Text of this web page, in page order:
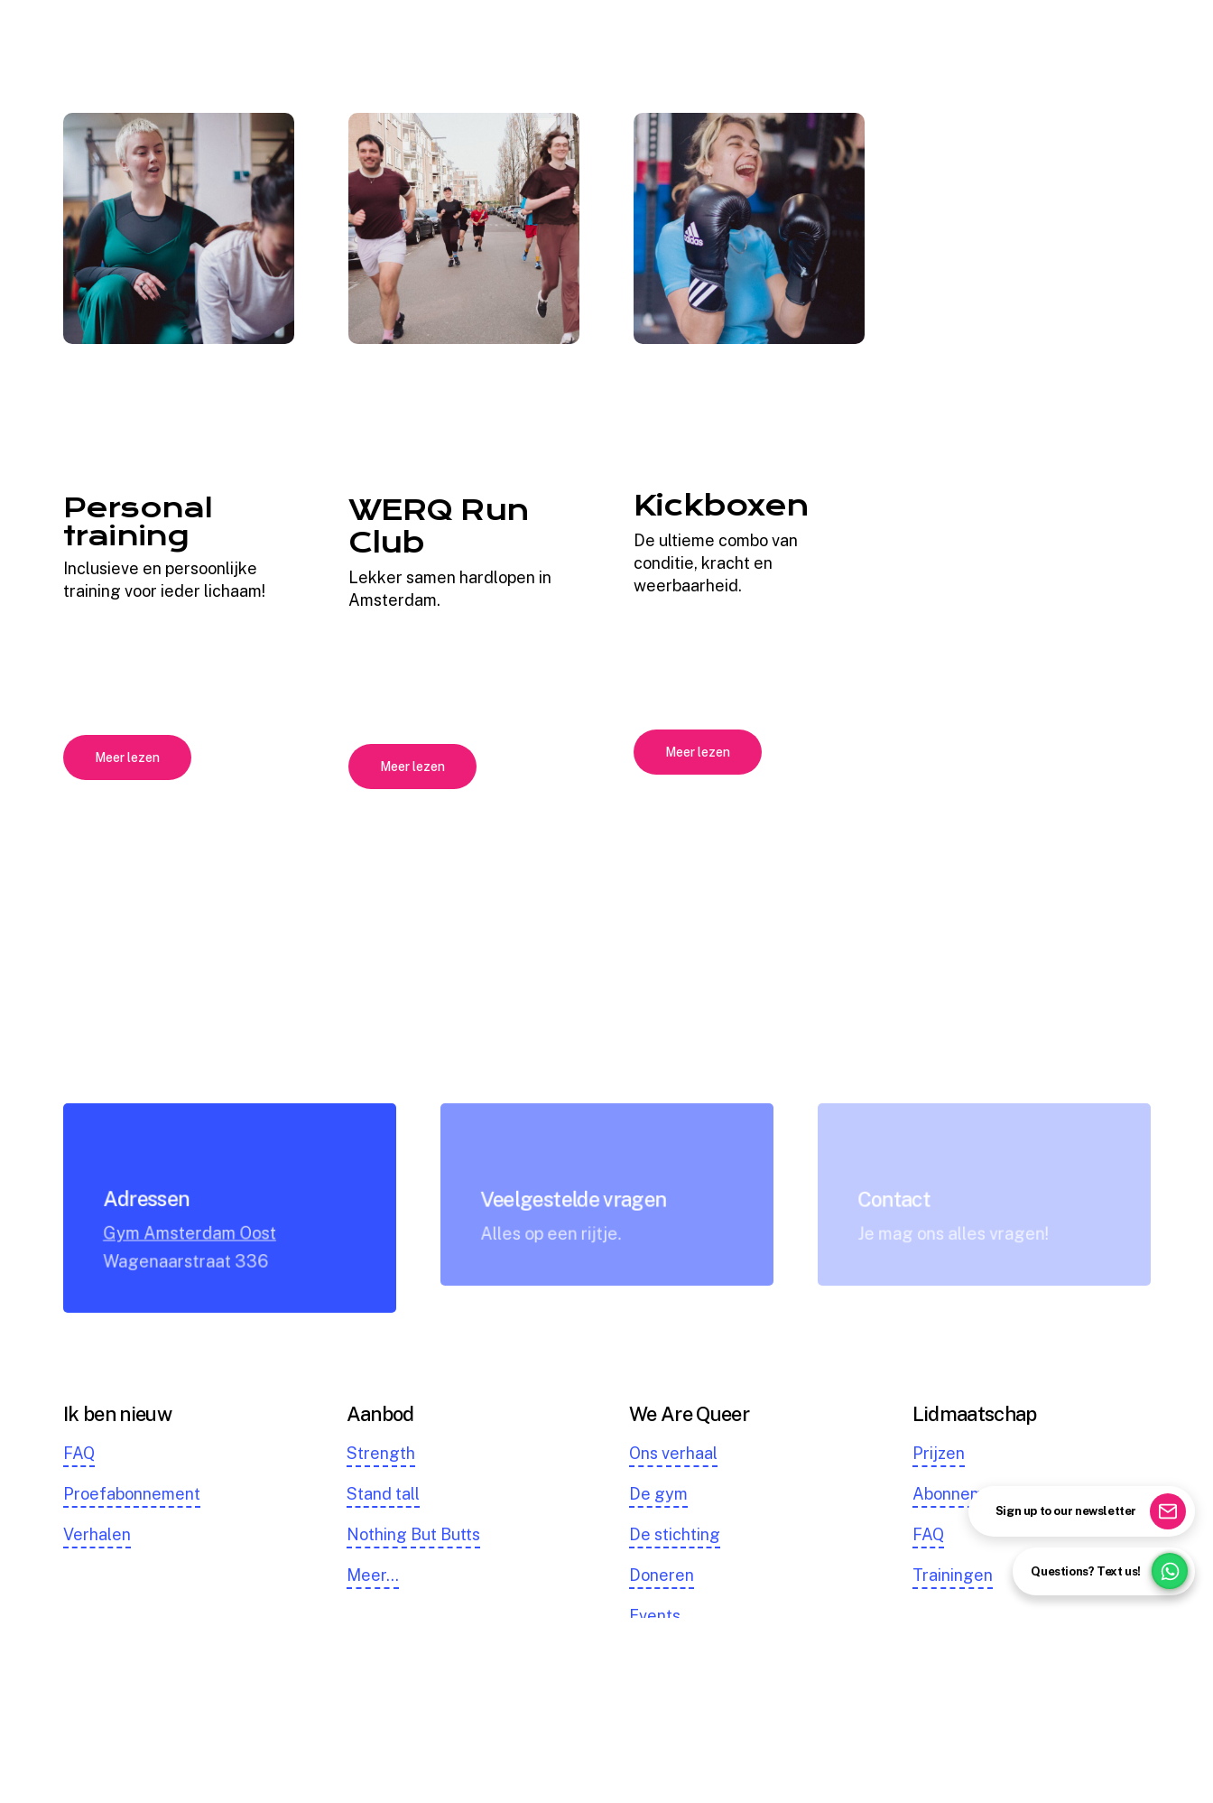
Personal
training
Inclusieve en persoonlijke
training voor ieder lichaam!
Meer lezen
WERQ Run
Club
Lekker samen hardlopen in
Amsterdam.
Meer lezen
Kickboxen
De ultieme combo van
conditie, kracht en
weerbaarheid.
Meer lezen
Adressen
Gym Amsterdam Oost
Wagenaarstraat 336
Veelgestelde vragen
Alles op een rijtje.
Contact
Je mag ons alles vragen!
Ik ben nieuw
FAQ
Proefabonnement
Verhalen
Aanbod
Strength
Stand tall
Nothing But Butts
Meer…
We Are Queer
Ons verhaal
De gym
De stichting
Doneren
Events
Lidmaatschap
Prijzen
Abonnementen
FAQ
Trainingen Questions? Text us!
Sign up to our newsletter